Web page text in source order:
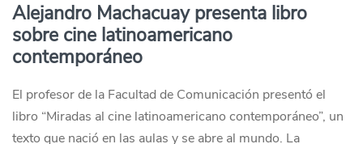
Alejandro Machacuay presenta libro
sobre cine latinoamericano
contemporáneo
El profesor de la Facultad de Comunicación presentó el
libro “Miradas al cine latinoamericano contemporáneo”, un
texto que nació en las aulas y se abre al mundo. La